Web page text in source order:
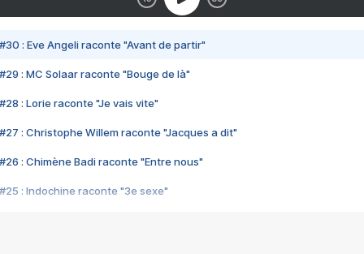
#30 : Eve Angeli raconte "Avant de partir"
#29 : MC Solaar raconte "Bouge de là"
#28 : Lorie raconte "Je vais vite"
#27 : Christophe Willem raconte "Jacques a dit"
#26 : Chimène Badi raconte "Entre nous"
#25 : Indochine raconte "3e sexe"